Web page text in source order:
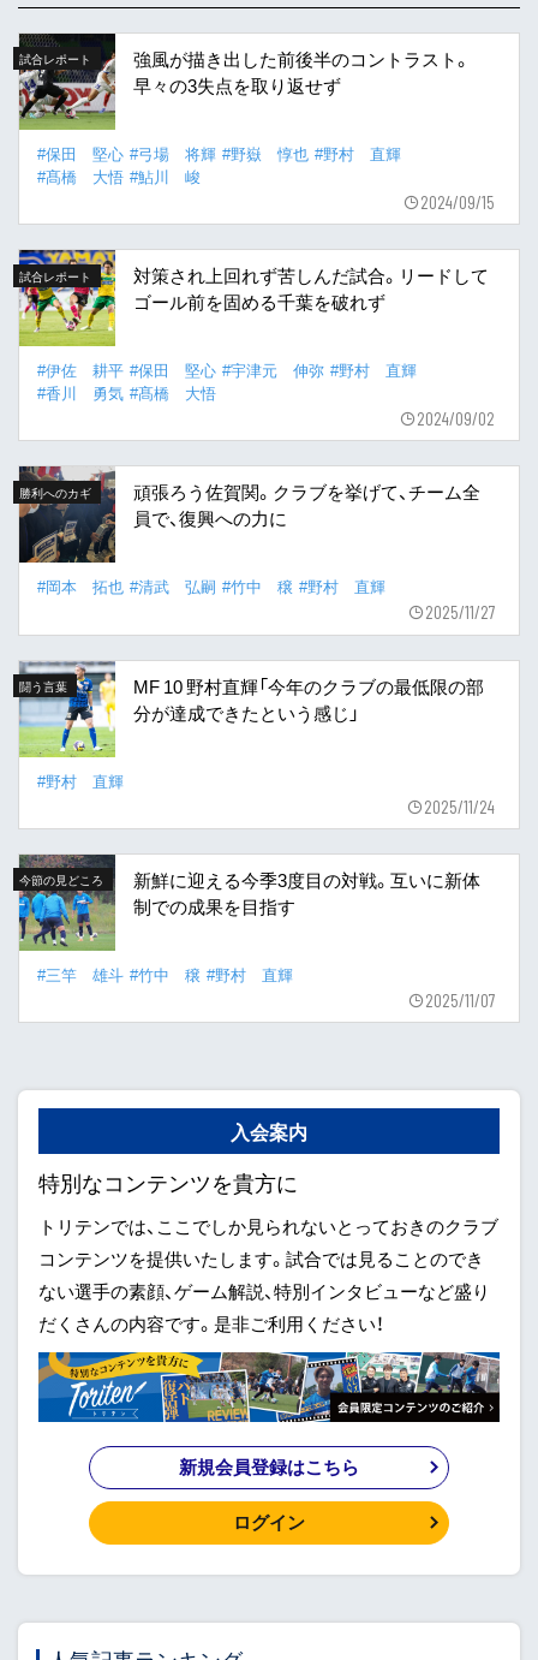
試合レポート
強風が描き出した前後半のコントラスト。
早々の3失点を取り返せず
#保田 堅心 #弓場 将輝 #野嶽 惇也 #野村 直輝
#髙橋 大悟 #鮎川 峻
2024/09/15
試合レポート
対策され上回れず苦しんだ試合。リードして
ゴール前を固める千葉を破れず
#伊佐 耕平 #保田 堅心 #宇津元 伸弥 #野村 直輝
#香川 勇気 #髙橋 大悟
2024/09/02
勝利へのカギ
頑張ろう佐賀関。クラブを挙げて、チーム全
員で、復興への力に
#岡本 拓也 #清武 弘嗣 #竹中 穣 #野村 直輝
2025/11/27
闘う言葉
MF 10 野村直輝「今年のクラブの最低限の部
分が達成できたという感じ」
#野村 直輝
2025/11/24
今節の見どころ
新鮮に迎える今季3度目の対戦。互いに新体
制での成果を目指す
#三竿 雄斗 #竹中 穣 #野村 直輝
2025/11/07
入会案内
特別なコンテンツを貴方に
トリテンでは、ここでしか見られないとっておきのクラブ
コンテンツを提供いたします。試合では見ることのでき
ない選手の素顔、ゲーム解説、特別インタビューなど盛り
だくさんの内容です。是非ご利用ください！
新規会員登録はこちら
ログイン